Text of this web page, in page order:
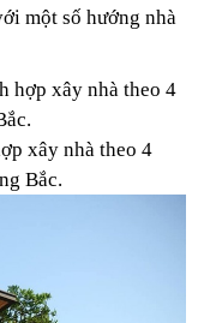
một số hướng nhà
hợp xây nhà theo 4
xây nhà theo 4
Bắc.